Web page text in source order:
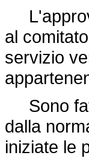
al
servizio
Sono
dalla
iniziate le